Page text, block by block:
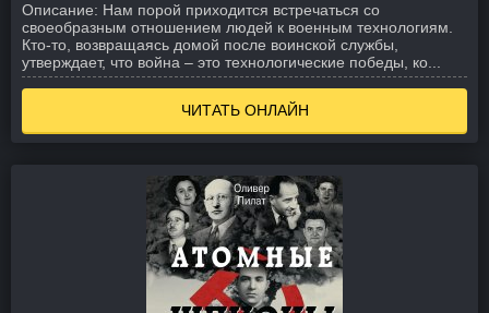
Описание: Нам порой приходится встречаться со
своеобразным отношением людей к военным технологиям.
Кто-то, возвращаясь домой после воинской службы,
утверждает, что война – это технологические победы, ко...
ЧИТАТЬ ОНЛАЙН